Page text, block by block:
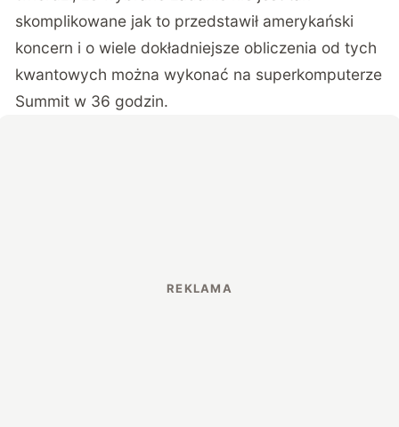
skomplikowane jak to przedstawił amerykański
koncern i o wiele dokładniejsze obliczenia od tych
kwantowych można wykonać na superkomputerze
Summit w 36 godzin.